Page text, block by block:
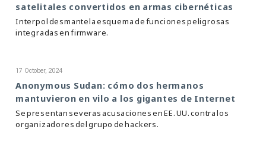
satelitales convertidos en armas cibernéticas
Interpol desmantela esquema de funciones peligrosas
integradas en firmware.
17 October, 2024
Anonymous Sudan: cómo dos hermanos
mantuvieron en vilo a los gigantes de Internet
Se presentan severas acusaciones en EE. UU. contra los
organizadores del grupo de hackers.